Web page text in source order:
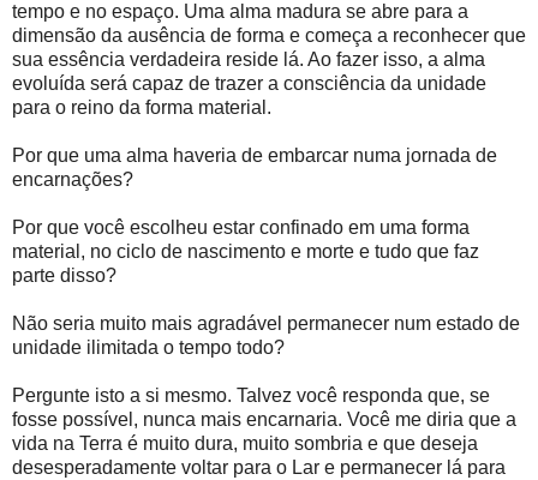
tempo e no espaço. Uma alma madura se abre para a
dimensão da ausência de forma e começa a reconhecer que
sua essência verdadeira reside lá. Ao fazer isso, a alma
evoluída será capaz de trazer a consciência da unidade
para o reino da forma material.
Por que uma alma haveria de embarcar numa jornada de
encarnações?
Por que você escolheu estar confinado em uma forma
material, no ciclo de nascimento e morte e tudo que faz
parte disso?
Não seria muito mais agradável permanecer num estado de
unidade ilimitada o tempo todo?
Pergunte isto a si mesmo. Talvez você responda que, se
fosse possível, nunca mais encarnaria. Você me diria que a
vida na Terra é muito dura, muito sombria e que deseja
desesperadamente voltar para o Lar e permanecer lá para